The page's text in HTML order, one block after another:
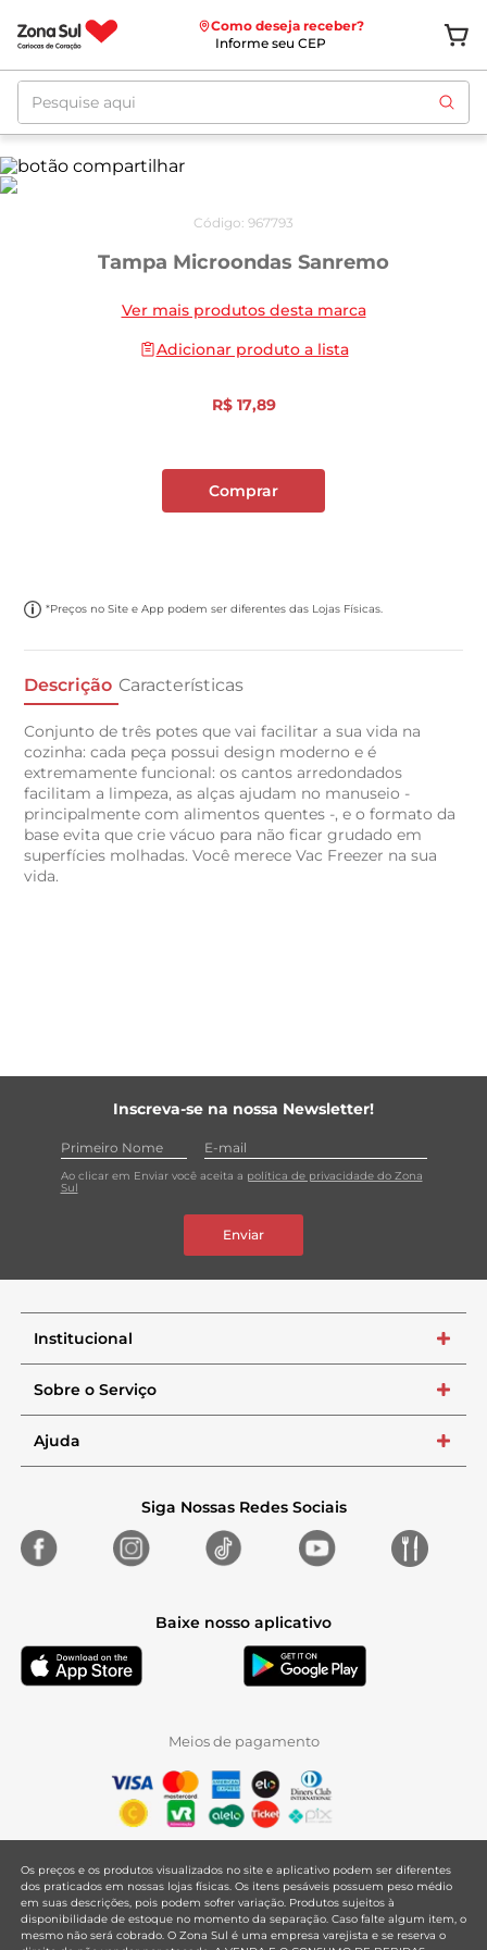
Como deseja receber?
Informe seu CEP
Pesquise aqui
Código: 967793
Tampa Microondas Sanremo
Ver mais produtos desta marca
Adicionar produto a lista
R$ 17,89
Comprar
*Preços no Site e App podem ser diferentes das Lojas Físicas.
Descrição Características
Conjunto de três potes que vai facilitar a sua vida na
cozinha: cada peça possui design moderno e é
extremamente funcional: os cantos arredondados
facilitam a limpeza, as alças ajudam no manuseio -
principalmente com alimentos quentes -, e o formato da
base evita que crie vácuo para não ficar grudado em
superfícies molhadas. Você merece Vac Freezer na sua
vida.
Inscreva-se na nossa Newsletter!
Ao clicar em Enviar você aceita a política de privacidade do Zona
Sul
Enviar
Institucional +
Sobre o Serviço +
Ajuda +
Siga Nossas Redes Sociais
Baixe nosso aplicativo
Meios de pagamento
Os preços e os produtos visualizados no site e aplicativo podem ser diferentes
dos praticados em nossas lojas físicas. Os itens pesáveis possuem peso médio
em suas descrições, pois podem sofrer variação. Produtos sujeitos à
disponibilidade de estoque no momento da separação. Caso falte algum item, o
mesmo não será cobrado. O Zona Sul é uma empresa varejista e se reserva o